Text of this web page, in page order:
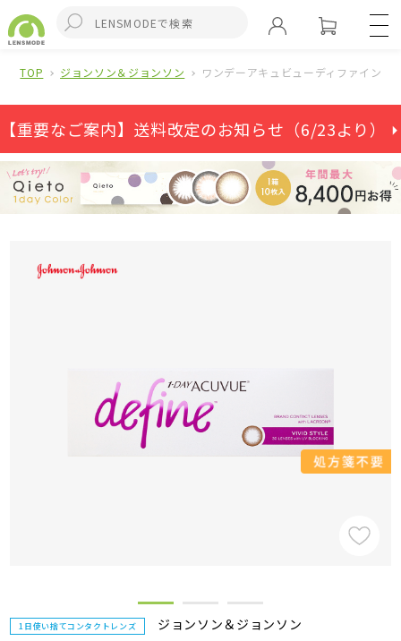
TOP ジョンソン＆ジョンソン ワンデーアキュビューディファインモ
【重要なご案内】送料改定のお知らせ（6/23より） ⏵
1日使い捨てコンタクトレンズ ジョンソン＆ジョンソン